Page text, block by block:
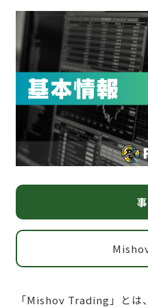
「Mishov Trading」とは